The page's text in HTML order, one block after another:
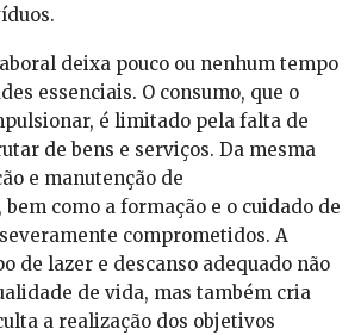
deixa pouco ou nenhum tempo
essenciais. O consumo, que o
é limitado pela falta de
de bens e serviços. Da mesma
e manutenção de
como a formação e o cuidado de
comprometidos. A
de lazer e descanso adequado não
de vida, mas também cria
a realização dos objetivos